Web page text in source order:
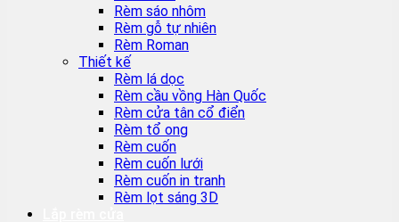
Rèm sáo nhôm
Rèm gỗ tự nhiên
Rèm Roman
Thiết kế
Rèm lá dọc
Rèm cầu vồng Hàn Quốc
Rèm cửa tân cổ điển
Rèm tổ ong
Rèm cuốn
Rèm cuốn lưới
Rèm cuốn in tranh
Rèm lọt sáng 3D